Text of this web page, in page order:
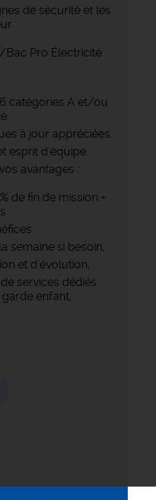
de sécurité et les
Bac Pro Électricité
catégories A et/ou
à jour appréciées.
esprit d'équipe.
avantages :
de fin de mission +
semaine si besoin,
et d'évolution,
services dédiés
enfant,